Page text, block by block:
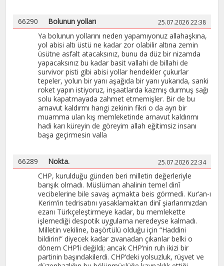
66290 Bolunun yolları 25.07.2026 22:38
Ya bolunun yollarını neden yapamıyonuz allahaşkına,
yol abisi altı üstü ne kadar zor olabilir altına zemin
üsütne asfalt atacaksınız, bunu da düz bir nizamda
yapacaksınız bu kadar basit vallahi de billahi de
survivor pisti gibi abisi yollar hendekler çukurlar
tepeler, yolun bir yanı aşağıda bir yanı yukarıda, sanki
roket yapın istiyoruz, inşaatlarda kazmış durmuş sağı
solu kapatmayada zahmet etmemişler. Bir de bu
arnavut kaldırmı hangi zekinin fikri o da ayrı bir
muamma ulan kış memleketinde arnavut kaldırımı
hadi karı küreyin de göreyim allah eğitimsiz insanı
başa geçirmesin valla
66289 Nokta. 25.07.2026 22:34
CHP, kurulduğu günden beri milletin değerleriyle
barışık olmadı. Müslüman ahalinin temel dinî
vecibelerine bile savaş açmakta beis görmedi. Kur’an-ı
Kerim’in tedrisatını yasaklamaktan dinî şiarlarımızdan
ezanı Türkçeleştirmeye kadar, bu memlekette
işlemediği despotik uygulama neredeyse kalmadı.
Milletin vekiline, başörtülü olduğu için “Haddini
bildirin!” diyecek kadar zıvanadan çıkanlar belki o
dönem CHP’li değildi; ancak CHP’nin ruh ikizi bir
partinin başındakilerdi. CHP’deki yolsuzluk, rüşvet ve